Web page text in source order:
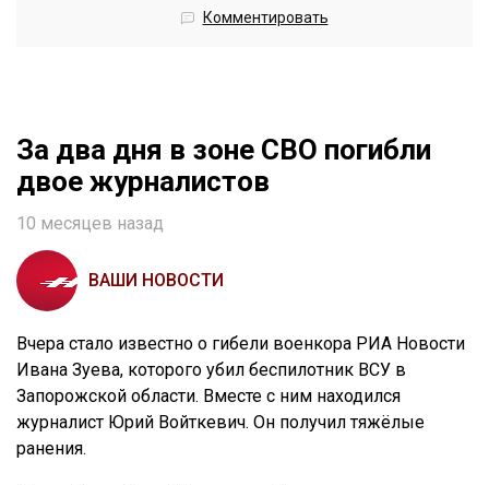
Комментировать
За два дня в зоне СВО погибли
двое журналистов
10 месяцев назад
ВАШИ НОВОСТИ
Вчера стало известно о гибели военкора РИА Новости
Ивана Зуева, которого убил беспилотник ВСУ в
Запорожской области. Вместе с ним находился
журналист Юрий Войткевич. Он получил тяжёлые
ранения.